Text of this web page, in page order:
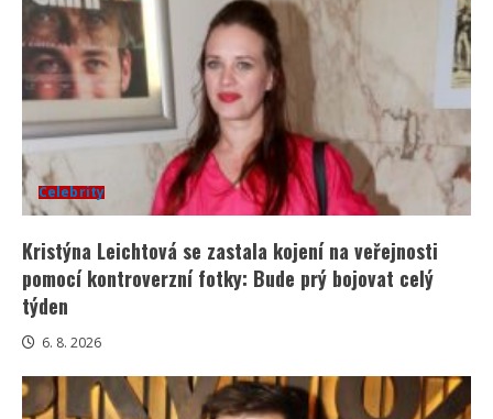
Celebrity
Kristýna Leichtová se zastala kojení na veřejnosti
pomocí kontroverzní fotky: Bude prý bojovat celý
týden
6. 8. 2026